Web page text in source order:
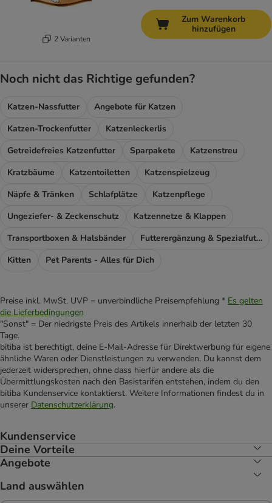
2 Varianten
Zum Warenkorb
hinzufügen
Noch nicht das Richtige gefunden?
Katzen-Nassfutter
Angebote für Katzen
Katzen-Trockenfutter
Katzenleckerlis
Getreidefreies Katzenfutter
Sparpakete
Katzenstreu
Kratzbäume
Katzentoiletten
Katzenspielzeug
Näpfe & Tränken
Schlafplätze
Katzenpflege
Ungeziefer- & Zeckenschutz
Katzennetze & Klappen
Transportboxen & Halsbänder
Futterergänzung & Spezialfutter
Kitten
Pet Parents - Alles für Dich
Preise inkl. MwSt. UVP = unverbindliche Preisempfehlung * Es gelten
die Lieferbedingungen
"Sonst" = Der niedrigste Preis des Artikels innerhalb der letzten 30
Tage.
bitiba ist berechtigt, deine E-Mail-Adresse für Direktwerbung für eigene
ähnliche Waren oder Dienstleistungen zu verwenden. Du kannst dem
jederzeit widersprechen, ohne dass hierfür andere als die
Übermittlungskosten nach den Basistarifen entstehen, indem du den
bitiba Kundenservice kontaktierst. Weitere Informationen findest du in
unserer Datenschutzerklärung.
Kundenservice
Deine Vorteile
Angebote
Land auswählen